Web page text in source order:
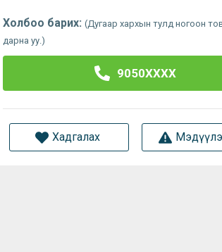
Холбоо барих: (Дугаар хархын тулд ногоон
дарна уу.)
9050XXXX
Хадгалах